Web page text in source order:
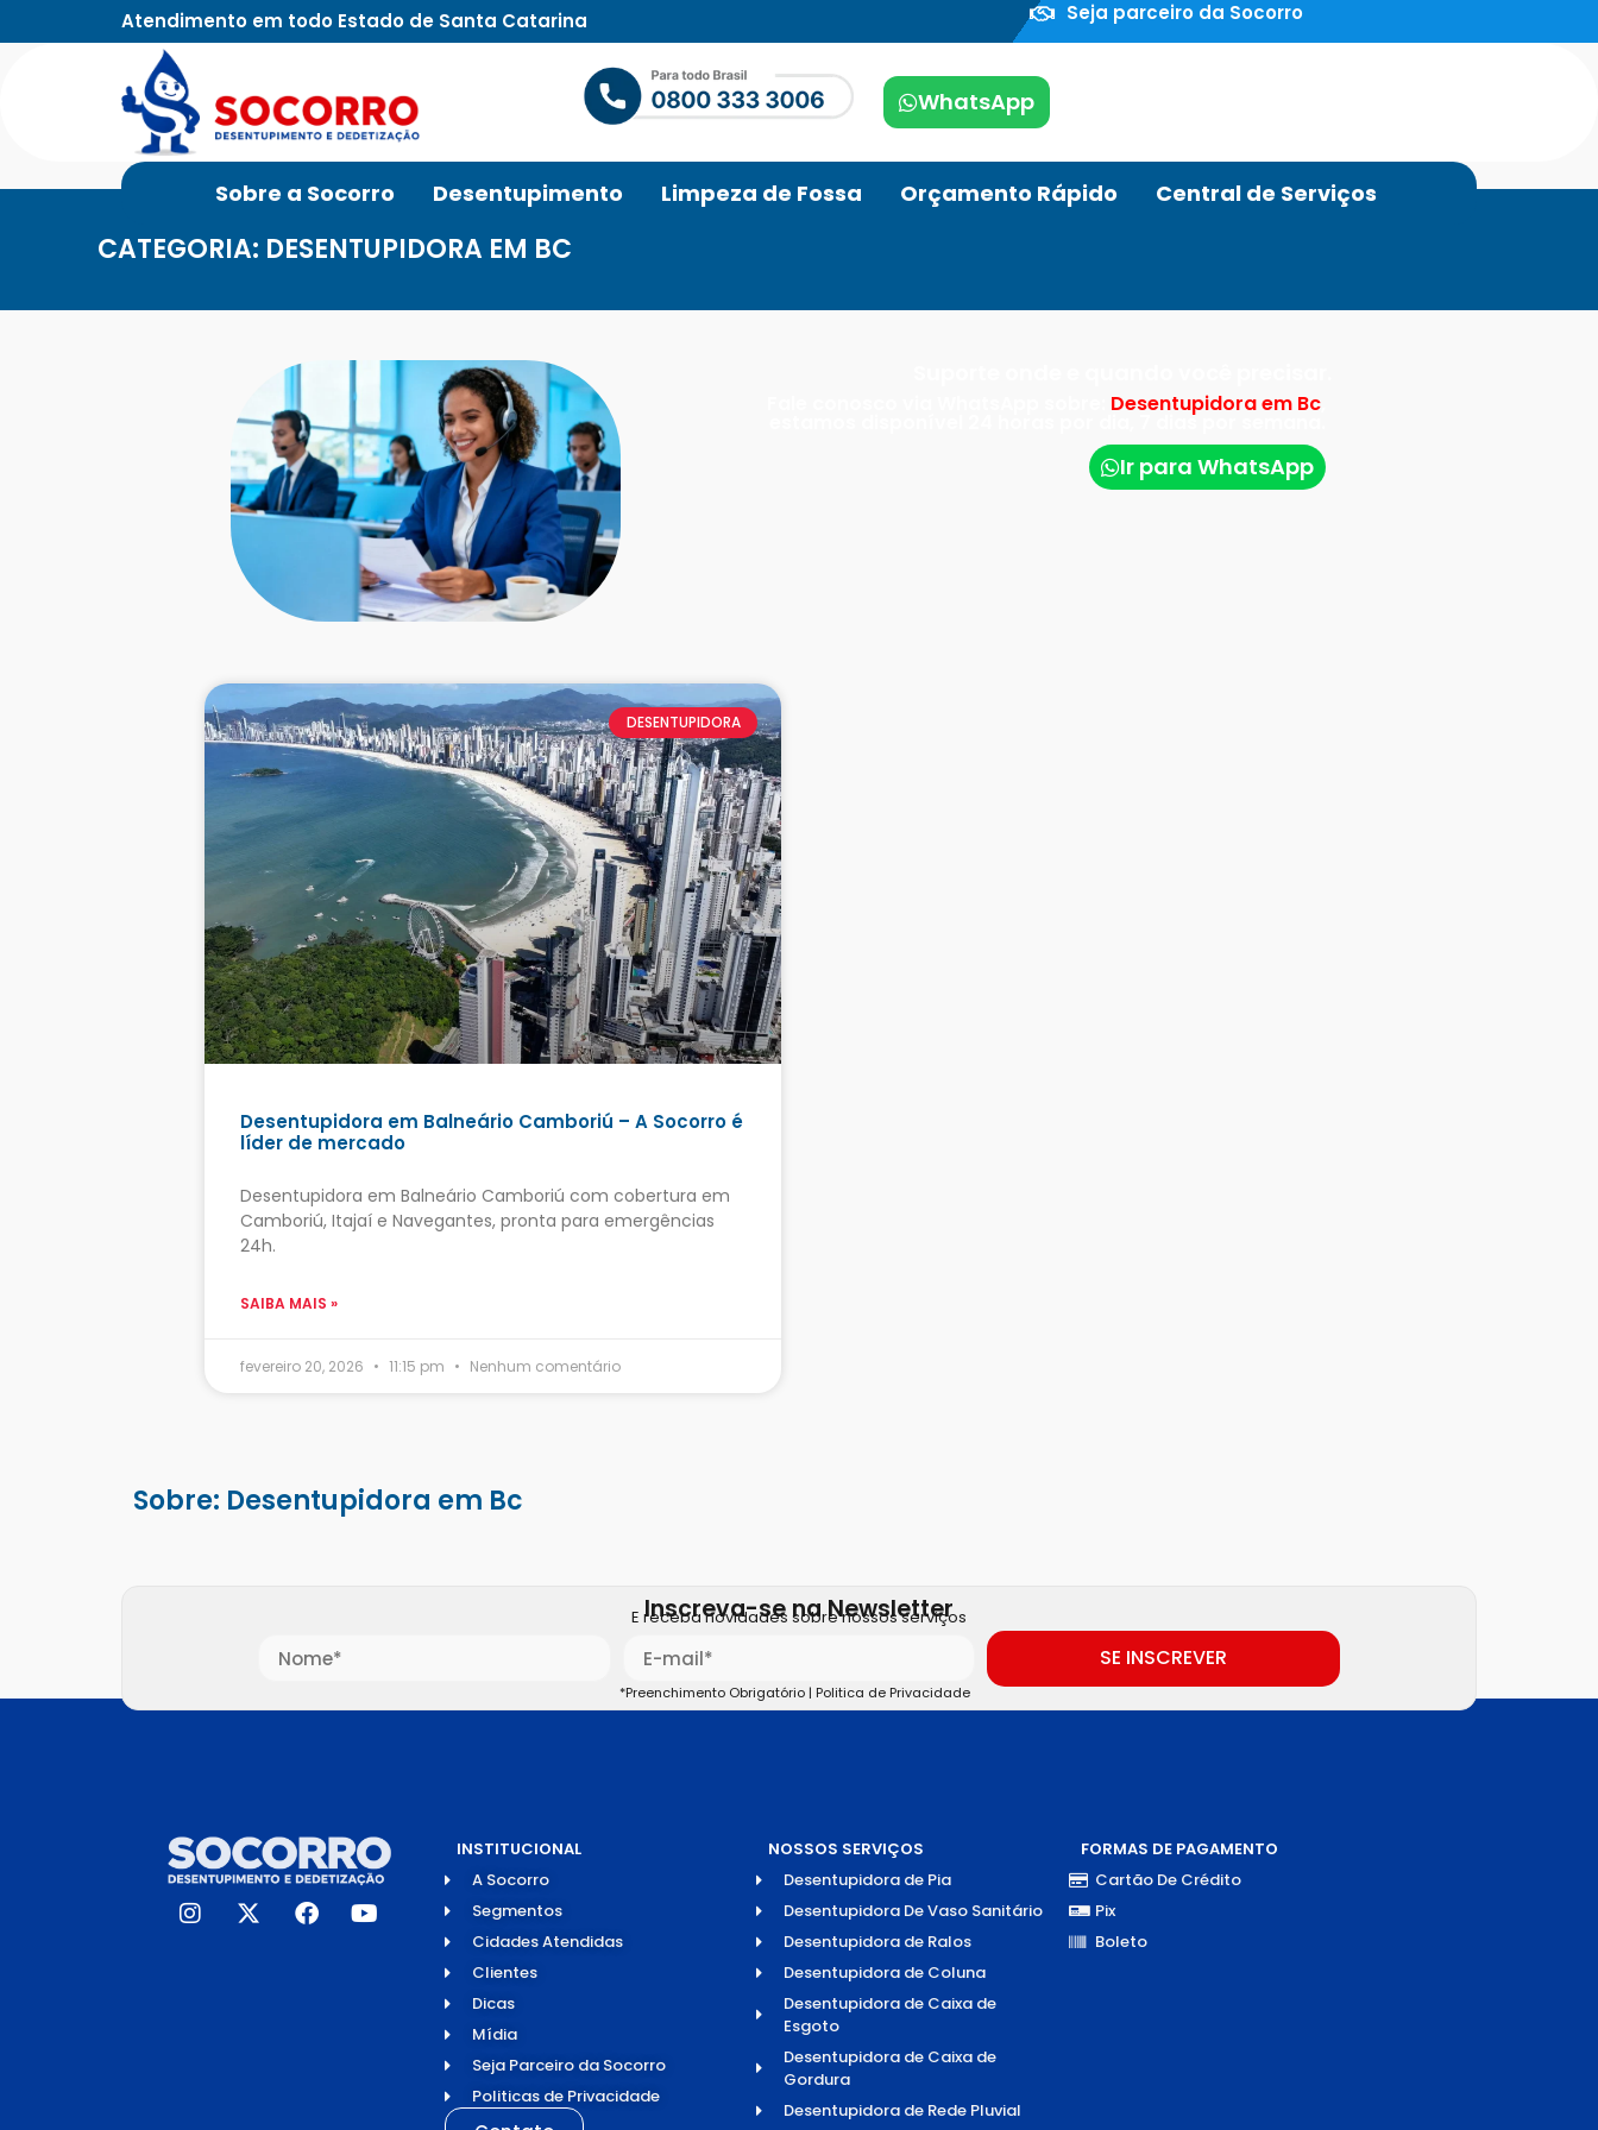
Atendimento em todo Estado de Santa Catarina Seja parceiro da Socorro
WhatsApp
Sobre a Socorro Desentupimento Limpeza de Fossa Orçamento Rápido Central de Serviços
CATEGORIA: DESENTUPIDORA EM BC
Desentupidora em Bc,
estamos disponível 24 horas por dia, 7 dias por semana.
Ir para WhatsApp
DESENTUPIDORA
Desentupidora em Balneário Camboriú – A Socorro é
líder de mercado
Desentupidora em Balneário Camboriú com cobertura em
Camboriú, Itajaí e Navegantes, pronta para emergências
24h.
SAIBA MAIS »
fevereiro 20, 2026 11:15 pm Nenhum comentário
Sobre: Desentupidora em Bc
Inscreva-se na Newsletter
E receba novidades sobre nossos serviços
SE INSCREVER
*Preenchimento Obrigatório | Politica de Privacidade
INSTITUCIONAL
A Socorro
Segmentos
Cidades Atendidas
Clientes
Dicas
Mídia
Seja Parceiro da Socorro
Politicas de Privacidade
NOSSOS SERVIÇOS
Desentupidora de Pia
Desentupidora De Vaso Sanitário
Desentupidora de Ralos
Desentupidora de Coluna
Desentupidora de Caixa de
Esgoto
Desentupidora de Caixa de
Gordura
Desentupidora de Rede Pluvial
FORMAS DE PAGAMENTO
Cartão De Crédito
Pix
Boleto